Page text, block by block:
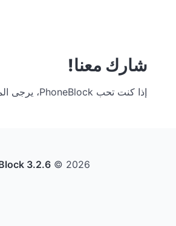
شارك معنا!
إذا كنت تحب PhoneBlock، يرجى المساعدة في نشر الخبر ومشاركته مع أصدقائك. فكلما زاد عدد الأشخاص المشاركين، قلت فرصة تلقيك لمكالمة إعلانية!
3.2.6© 2026 بواسطة